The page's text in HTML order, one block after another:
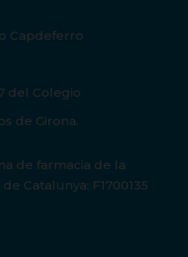
Capdeferro
del Colegio
de Girona.
de farmacia de la
Catalunya: F1700135